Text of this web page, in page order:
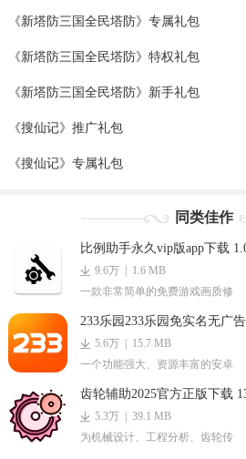
《新塔防三国全民塔防》专属礼包
《新塔防三国全民塔防》特权礼包
《新塔防三国全民塔防》新手礼包
《搜仙记》推广礼包
《搜仙记》专属礼包
同类佳作
比例助手永久vip版app下载
9.6万 | 1.6 MB
一款非常简单的免费游戏画质修
233乐园233乐园免实名无广
5.6万 | 15.7 MB
一个功能强大、资源丰富的安卓
齿轮辅助2025官方正版下载
5.3万 | 39.1 MB
为机械设计、工程分析、齿轮传